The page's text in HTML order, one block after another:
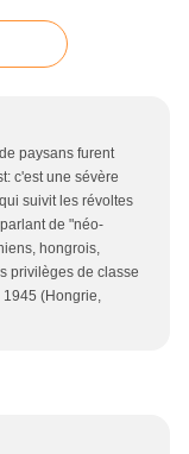
paysans furent
c'est une sévère
suivit les révoltes
de "néo-
hongrois,
privilèges de classe
(Hongrie,